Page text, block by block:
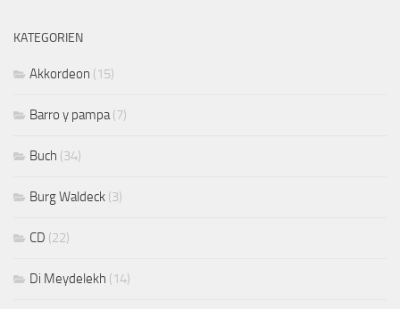
KATEGORIEN
Akkordeon (15)
Barro y pampa(7)
Buch (34)
Burg Waldeck (3)
CD (22)
Di Meydelekh (14)